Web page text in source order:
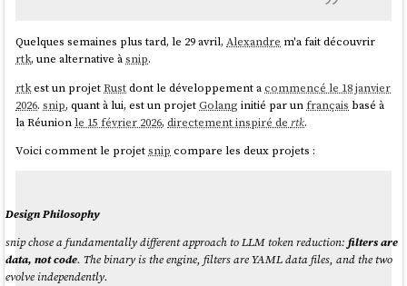
Quelques semaines plus tard, le 29 avril,Alexandre m'a fait découvrir
rtk, une alternative àsnip.
rtkest un projetRustdont le développement acommencé le 18 janvier
2026.snip, quant à lui, est un projetGolang initié par unfrançais basé à
la Réunion le 15 février 2026,directement inspiré dertk.
Voici comment le projetsnip compare les deux projets :
Design Philosophy
snip chose a fundamentally different approach to LLM token reduction: filters are
data, not code. The binary is the engine, filters are YAML data files, and the two
evolve independently.